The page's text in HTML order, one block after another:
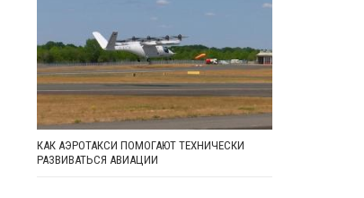
КАК АЭРОТАКСИ ПОМОГАЮТ ТЕХНИЧЕСКИ
РАЗВИВАТЬСЯ АВИАЦИИ